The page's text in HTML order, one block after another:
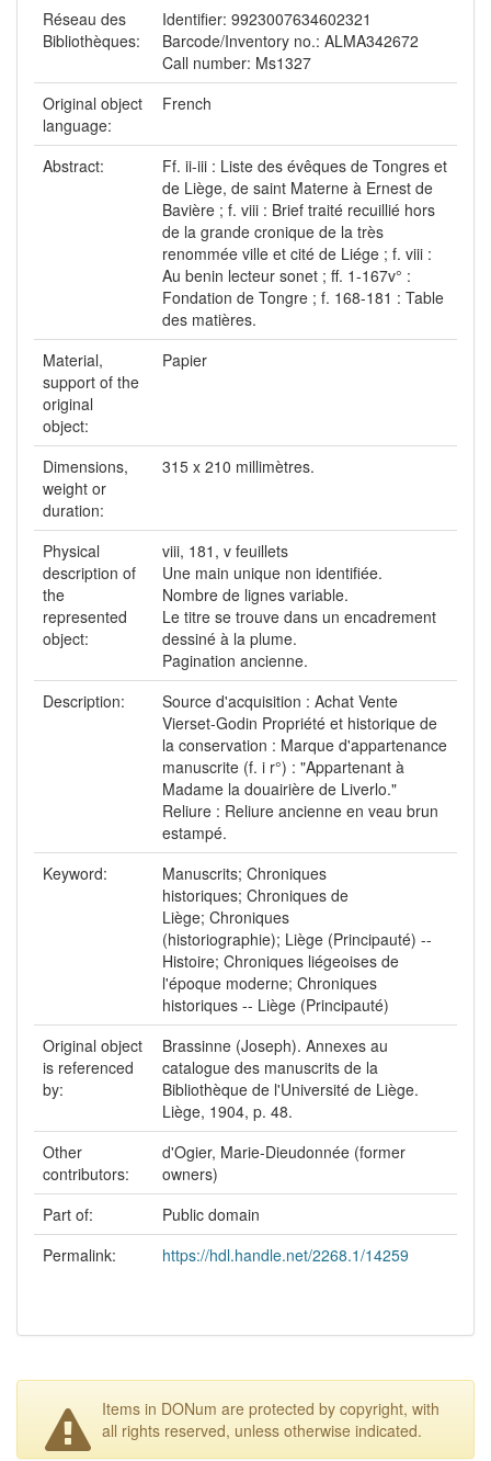
Réseau des
Bibliothèques:
Identifier: 9923007634602321
Barcode/Inventory no.: ALMA342672
Call number: Ms1327
Original object
language:
French
Abstract:
Ff. ii-iii : Liste des évêques de Tongres et
de Liège, de saint Materne à Ernest de
Bavière ; f. viii : Brief traité recuillié hors
de la grande cronique de la très
renommée ville et cité de Liége ; f. viii :
Au benin lecteur sonet ; ff. 1-167v° :
Fondation de Tongre ; f. 168-181 : Table
des matières.
Material,
support of the
original
object:
Papier
Dimensions,
weight or
duration:
315 x 210 millimètres.
Physical
description of
the
represented
object:
viii, 181, v feuillets
Une main unique non identifiée.
Nombre de lignes variable.
Le titre se trouve dans un encadrement
dessiné à la plume.
Pagination ancienne.
Description:
Source d'acquisition : Achat Vente
Vierset-Godin Propriété et historique de
la conservation : Marque d'appartenance
manuscrite (f. i r°) : "Appartenant à
Madame la douairière de Liverlo."
Reliure : Reliure ancienne en veau brun
estampé.
Keyword:
Manuscrits; Chroniques
historiques; Chroniques de
Liège; Chroniques
(historiographie); Liège (Principauté) --
Histoire; Chroniques liégeoises de
l'époque moderne; Chroniques
historiques -- Liège (Principauté)
Original object
is referenced
by:
Brassinne (Joseph). Annexes au
catalogue des manuscrits de la
Bibliothèque de l'Université de Liège.
Liège, 1904, p. 48.
Other
contributors:
d'Ogier, Marie-Dieudonnée (former
owners)
Part of:
Public domain
Permalink:
https://hdl.handle.net/2268.1/14259
Items in DONum are protected by copyright, with
all rights reserved, unless otherwise indicated.